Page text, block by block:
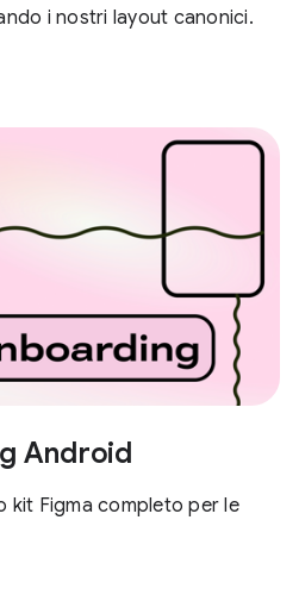
i nostri layout canonici.
Android
kit Figma completo per le